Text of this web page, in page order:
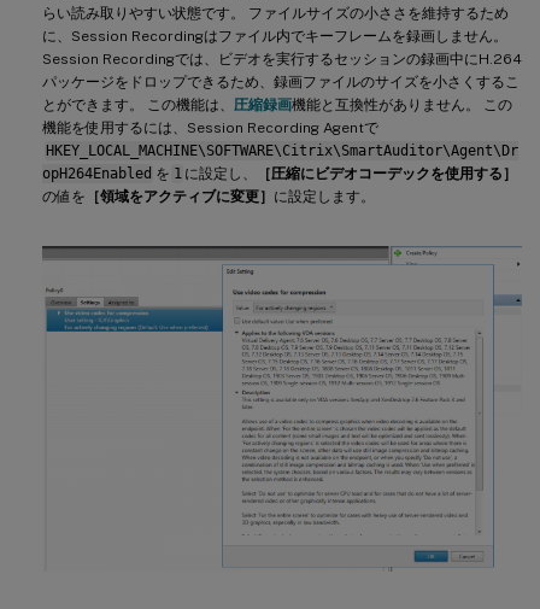
らい読み取りやすい状態です。 ファイルサイズの小ささを維持するため
に、Session Recordingはファイル内でキーフレームを録画しません。
Session Recordingでは、ビデオを実行するセッションの録画中にH.264
パッケージをドロップできるため、録画ファイルのサイズを小さくするこ
とができます。 この機能は、 圧縮録画機能と互換性がありません。 この
機能を使用するには、Session Recording Agentで
HKEY_LOCAL_MACHINE\SOFTWARE\Citrix\SmartAuditor\Agent\Dr
opH264Enabled を 1 に設定し、
［圧縮にビデオコーデックを使用する］
の値を ［領域をアクティブに変更］ に設定します。